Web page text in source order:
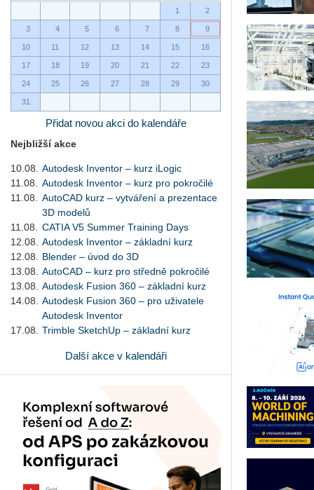
1
2
3 4 5 6 7 8 9
10 11 12 13 14 15 16
17 18 19 20 21 22 23
24 25 26 27 28 29 30
31
Přidat novou akci do kalendáře
Nejbližší akce
10.08.
Autodesk Inventor – kurz iLogic
11.08.
Autodesk Inventor – kurz pro pokročilé
11.08.
AutoCAD kurz – vytváření a prezentace
3D modelů
11.08.
CATIA V5 Summer Training Days
12.08.
Autodesk Inventor – základní kurz
12.08.
Blender – úvod do 3D
13.08.
AutoCAD – kurz pro středně pokročilé
13.08.
Autodesk Fusion 360 – základní kurz
14.08.
Autodesk Fusion 360 – pro uživatele
Autodesk Inventor
17.08.
Trimble SketchUp – základní kurz
Další akce v kalendáři